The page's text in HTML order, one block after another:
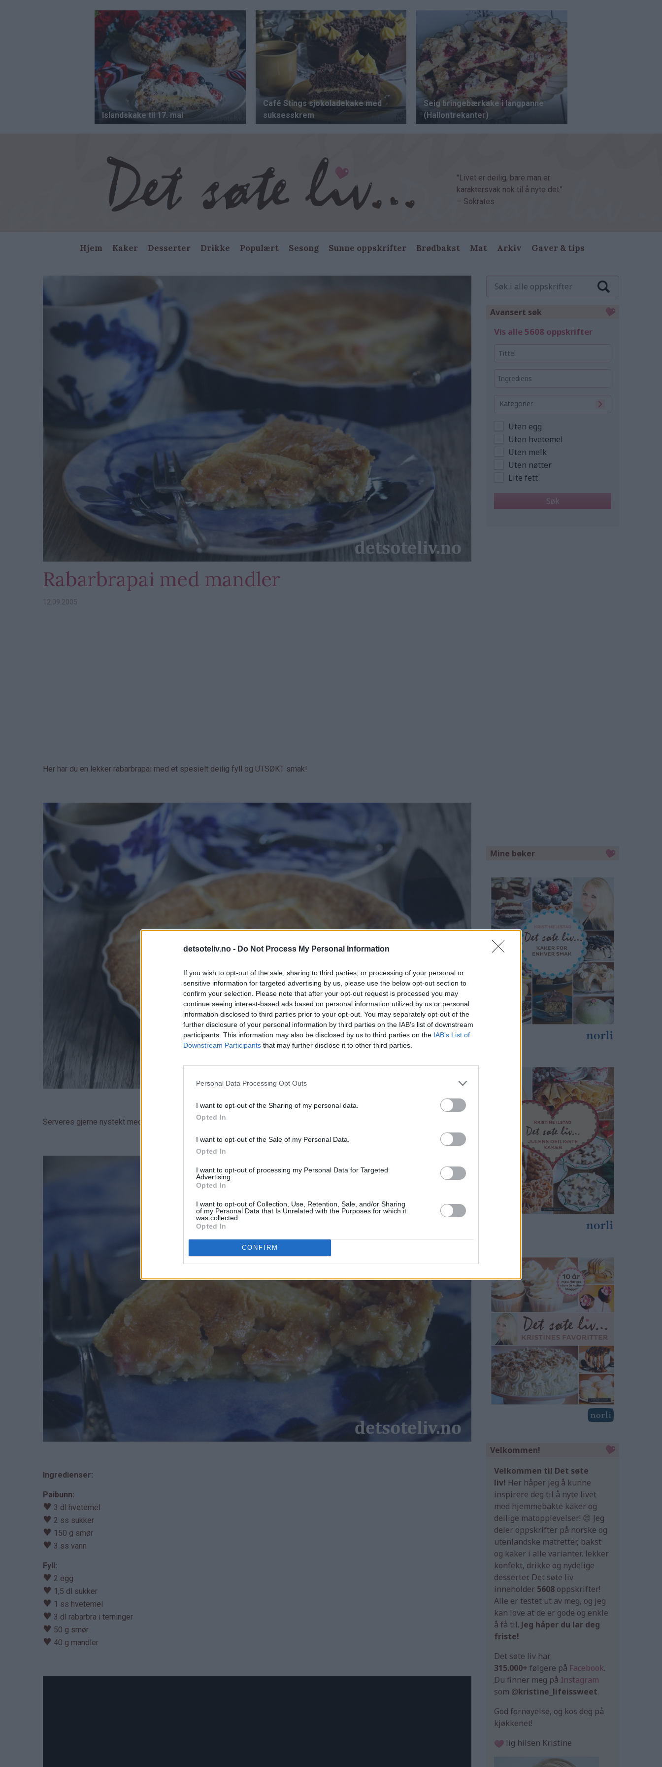
detsoteliv.no - Do Not Process My Personal Information
If you wish to opt-out of the sale, sharing to third parties, or processing of your personal or
sensitive information for targeted advertising by us, please use the below opt-out section to
confirm your selection. Please note that after your opt-out request is processed you may
continue seeing interest-based ads based on personal information utilized by us or personal
information disclosed to third parties prior to your opt-out. You may separately opt-out of the
further disclosure of your personal information by third parties on the IAB’s list of downstream
participants. This information may also be disclosed by us to third parties on the IAB’s List of
Downstream Participants that may further disclose it to other third parties.
Personal Data Processing Opt Outs
I want to opt-out of the Sharing of my personal data.
Opted In
I want to opt-out of the Sale of my Personal Data.
Opted In
I want to opt-out of processing my Personal Data for Targeted
Advertising.
Opted In
I want to opt-out of Collection, Use, Retention, Sale, and/or Sharing
of my Personal Data that Is Unrelated with the Purposes for which it
was collected.
Opted In
CONFIRM
"Livet er deilig, bare man er
karaktersvak nok til å nyte det."
– Sokrates
Main
navigation
Hjem Kaker Desserter Drikke Populært Sesong Sunne oppskrifter Brødbakst Mat Arkiv Gaver & tips
Rabarbrapai med mandler
12.09.2005
Her har du en lekker rabarbrapai med et spesielt deilig fyll og UTSØKT smak!
Serveres gjerne nystekt med vaniljesaus eller myk vaniljeis!
Ingredienser:
Paibunn:
♥ 3 dl hvetemel
♥ 2 ss sukker
♥ 150 g smør
♥ 3 ss vann
Fyll:
♥ 2 egg
♥ 1,5 dl sukker
♥ 1 ss hvetemel
♥ 3 dl rabarbra i terninger
♥ 50 g smør
♥ 40 g mandler
Avansert søk
Vis alle 5608 oppskrifter
Kategorier
Uten egg
Uten hvetemel
Uten melk
Uten nøtter
Lite fett
Mine bøker
Velkommen!
Velkommen til Det søte
liv! Her håper jeg å kunne
inspirere deg til å nyte livet
med hjemmebakte kaker og
deilige matopplevelser! 😊 Jeg
deler oppskrifter på norske og
utenlandske matretter, bakst
og kaker i alle varianter, lekker
konfekt, drikke og nydelige
desserter. Det søte liv
inneholder 5608 oppskrifter!
Alle er testet ut av meg, og jeg
kan love at de er gode og enkle
å få til. Jeg håper du lar deg
friste!
Det søte liv har
315.000+ følgere på Facebook.
Du finner meg på Instagram
som @kristine_lifeissweet.
God fornøyelse, og kos deg på
kjøkkenet!
lig hilsen Kristine